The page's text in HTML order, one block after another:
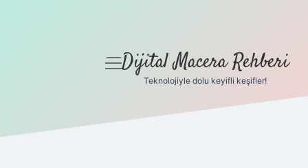
Gizlilik Politikası
menüyü
Dijital Macera Rehberi
Teknolojiyle dolu keyifli keşifler!